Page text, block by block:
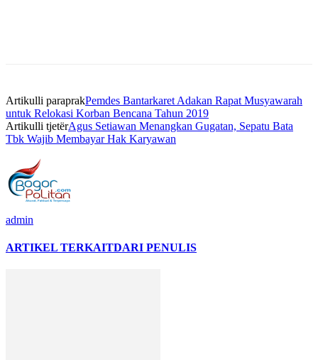
Artikulli paraprakPemdes Bantarkaret Adakan Rapat Musyawarah
untuk Relokasi Korban Bencana Tahun 2019
Artikulli tjetërAgus Setiawan Menangkan Gugatan, Sepatu Bata
Tbk Wajib Membayar Hak Karyawan
admin
ARTIKEL TERKAITDARI PENULIS